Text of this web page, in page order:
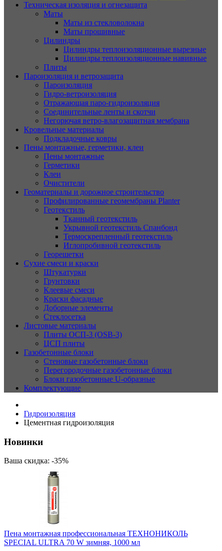
Техническая изоляция и огнезащита
Маты
Маты из стекловолокна
Маты прошивные
Цилиндры
Цилиндры теплоизоляционные вырезные
Цилиндры теплоизоляционные навивные
Плиты
Пароизоляция и ветрозащита
Пароизоляция
Гидро-ветроизоляция
Отражающая паро-гидроизоляция
Соединительные ленты и скотчи
Негорючая ветро-влагозащитная мембрана
Кровельные материалы
Подкладочные ковры
Пены монтажные, герметики, клеи
Пены монтажные
Герметики
Клеи
Очистители
Геоматериалы и дорожное строительство
Профилированные геомембраны Planter
Геотекстиль
Тканный геотекстиль
Укрывной геотекстиль Спанбонд
Термоскрепленный геотекстиль
Иглопробивной геотекстиль
Георешетки
Сухие смеси и краски
Штукатурки
Грунтовки
Клеевые смеси
Краски фасадные
Доборные элементы
Стеклосетка
Листовые материалы
Плиты ОСП-3 (OSB-3)
ЦСП плиты
Газобетонные блоки
Стеновые газобетонные блоки
Перегородочные газобетонные блоки
Блоки газобетонные U-образные
Комплектующие
Гидроизоляция
Цементная гидроизоляция
Новинки
Ваша скидка: -35%
Пена монтажная профессиональная ТЕХНОНИКОЛЬ
SPECIAL ULTRA 70 W зимняя, 1000 мл